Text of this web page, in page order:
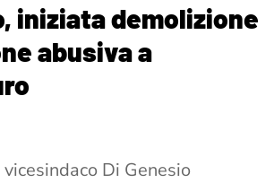
iniziata demolizione
abusiva a
Di Genesio